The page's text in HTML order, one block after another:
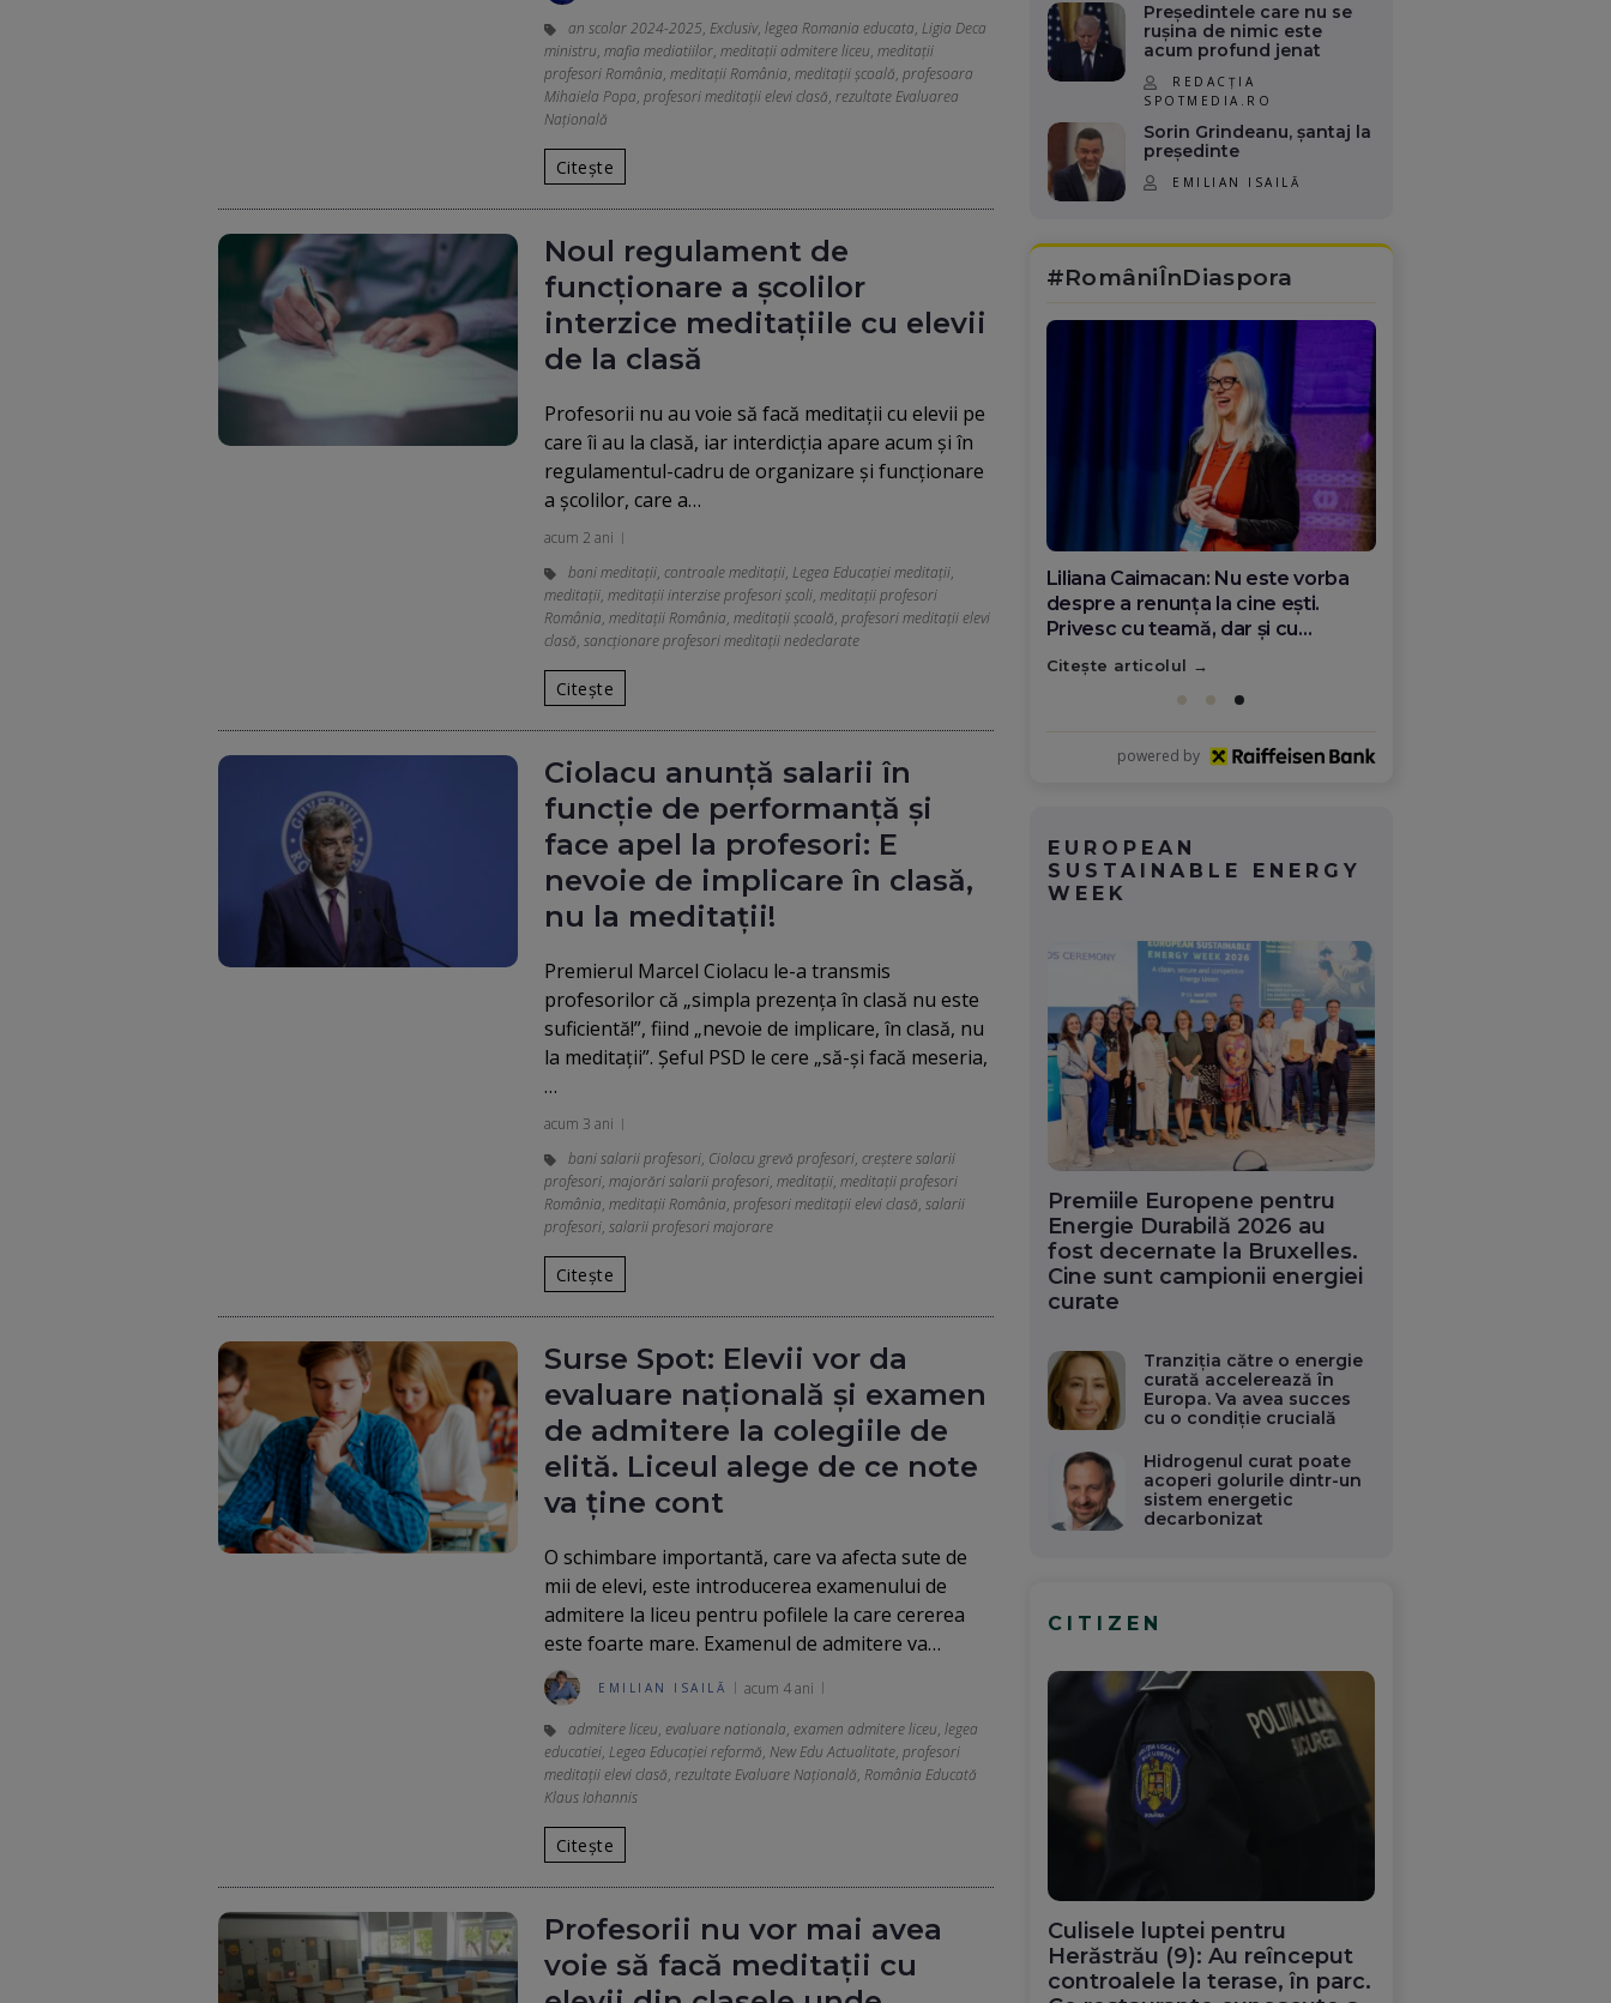
an scolar 2024-2025, Exclusiv, legea Romania educata, Ligia Deca
ministru, mafia mediatiilor, meditaţii admitere liceu, meditații
profesori România, meditații România, meditații școală, profesoara
Mihaiela Popa, profesori meditații elevi clasă, rezultate Evaluarea
Națională
Citește
Noul regulament de
funcționare a școlilor
interzice meditațiile cu elevii
de la clasă
Profesorii nu au voie să facă meditații cu elevii pe
care îi au la clasă, iar interdicţia apare acum şi în
regulamentul-cadru de organizare și funcționare
a şcolilor, care a…
acum 2 ani
bani meditații, controale meditații, Legea Educației meditații,
meditații, meditații interzise profesori școli, meditații profesori
România, meditații România, meditații școală, profesori meditații elevi
clasă, sancționare profesori meditații nedeclarate
Citește
Ciolacu anunță salarii în
funcție de performanță și
face apel la profesori: E
nevoie de implicare în clasă,
nu la meditații!
Premierul Marcel Ciolacu le-a transmis
profesorilor că „simpla prezența în clasă nu este
suficientă!”, fiind „nevoie de implicare, în clasă, nu
la meditații”. Şeful PSD le cere „să-și facă meseria,
…
acum 3 ani
bani salarii profesori, Ciolacu grevă profesori, creștere salarii
profesori, majorări salarii profesori, meditații, meditații profesori
România, meditații România, profesori meditații elevi clasă, salarii
profesori, salarii profesori majorare
Citește
Surse Spot: Elevii vor da
evaluare națională și examen
de admitere la colegiile de
elită. Liceul alege de ce note
va ține cont
O schimbare importantă, care va afecta sute de
mii de elevi, este introducerea examenului de
admitere la liceu pentru pofilele la care cererea
este foarte mare. Examenul de admitere va…
EMILIAN ISAILĂ acum 4 ani
admitere liceu, evaluare nationala, examen admitere liceu, legea
educatiei, Legea Educației reformă, New Edu Actualitate, profesori
meditații elevi clasă, rezultate Evaluare Națională, România Educată
Klaus Iohannis
Citește
Profesorii nu vor mai avea
voie să facă meditaţii cu
Președintele care nu se
rușina de nimic este
acum profund jenat
REDACȚIA
SPOTMEDIA.RO
Sorin Grindeanu, șantaj la
președinte
EMILIAN ISAILĂ
#RomâniÎnDiaspora
Diana Olar, românca de la Google
care demonstrează că diaspora
poate schimba România
Citește articolul
powered by
EUROPEAN
SUSTAINABLE ENERGY
WEEK
Premiile Europene pentru
Energie Durabilă 2026 au
fost decernate la Bruxelles.
Cine sunt campionii energiei
curate
Tranziția către o energie
curată accelerează în
Europa. Va avea succes
cu o condiție crucială
Hidrogenul curat poate
acoperi golurile dintr-un
sistem energetic
decarbonizat
CITIZEN
Culisele luptei pentru
Herăstrău (9): Au reînceput
controalele la terase, în parc.